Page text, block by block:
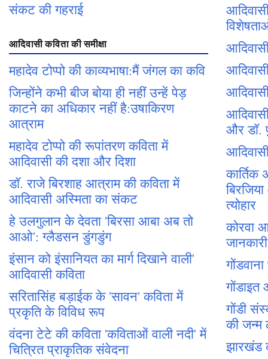
संकट की गहराई
आदिवासी कविता की समीक्षा
महादेव टोप्पो की काव्यभाषा:मैं जंगल का कवि
जिन्होंने कभी बीज बोया ही नहीं उन्हें पेड़
काटने का अधिकार नहीं है:उषाकिरण
आत्राम
महादेव टोप्पो की रूपांतरण कविता में
आदिवासी की दशा और दिशा
डॉ. राजे बिरशाह आत्राम की कविता में
आदिवासी अस्मिता का संकट
हे उलगुलान के देवता 'बिरसा आबा अब तो
आओ': ग्लैडसन डुंगडुंग
इंसान को इंसानियत का मार्ग दिखाने वाली'
आदिवासी कविता
सरितासिंह बड़ाईक के 'सावन' कविता में
प्रकृति के विविध रूप
वंदना टेटे की कविता 'कविताओं वाली नदी' में
चित्रित प्राकृतिक संवेदना
और डॉ.
कार्तिक
त्योहार
कोरवा
जानकारी
गोंडाइत
गोंडी
की जन्म
झारखंड